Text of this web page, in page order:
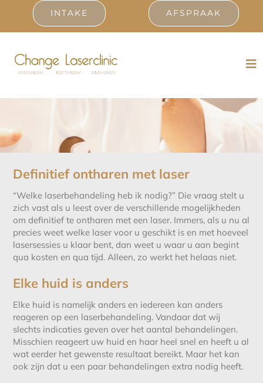
inhoud
INTAKE AFSPRAAK
Laserbehandelingen
Prijslijst
Resultaten
Ervaringen
Contact
Welke laserbehandeling heb ik
Definitief ontharen met laser
“Welke laserbehandeling heb ik nodig?” Die vraag stelt u
zich vast als u leest over de verschillende mogelijkheden
om definitief te ontharen met een laser. Immers, als u nu al
precies weet welke laser voor u geschikt is en met hoeveel
lasersessies u klaar bent, dan weet u waar u aan begint
qua kosten en qua tijd. Alleen, zo werkt het helaas niet.
Elke huid is anders
Elke huid is namelijk anders en iedereen kan anders
reageren op een laserbehandeling. Vandaar dat wij
slechts indicaties geven over het aantal behandelingen.
Misschien reageert uw huid en haar heel snel en heeft u al
wat eerder het gewenste resultaat bereikt. Maar het kan
ook zijn dat u een paar behandelingen extra nodig heeft.